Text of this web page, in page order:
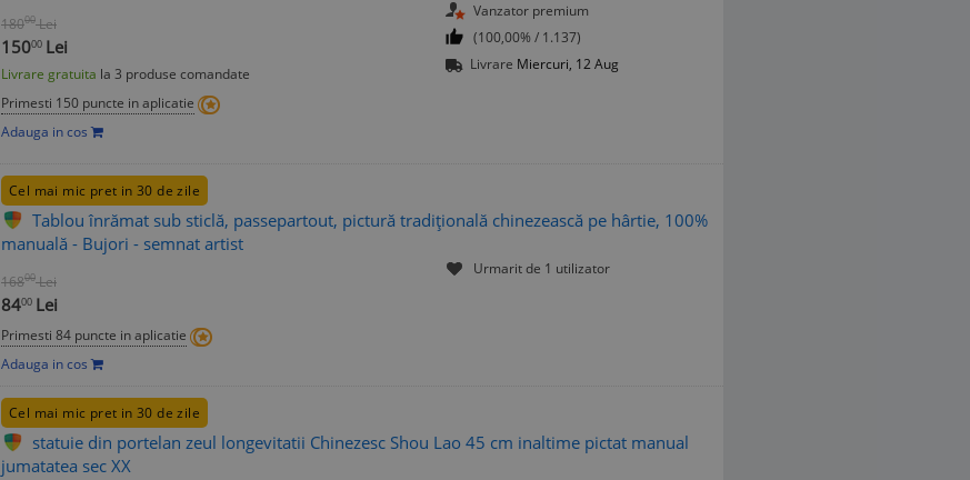
18000 Lei
15000 Lei
Livrare gratuita la 3 produse comandate
Primesti 150 puncte in aplicatie
Adauga in cos
Vanzator premium
(100,00% / 1.137)
Livrare Miercuri, 12 Aug
Cel mai mic pret in 30 de zile
Tablou înrămat sub sticlă, passepartout, pictură tradițională chinezească pe hârtie, 100%
manuală - Bujori - semnat artist
16800 Lei
8400 Lei
Primesti 84 puncte in aplicatie
Adauga in cos
Urmarit de 1 utilizator
Cel mai mic pret in 30 de zile
statuie din portelan zeul longevitatii Chinezesc Shou Lao 45 cm inaltime pictat manual
jumatatea sec XX